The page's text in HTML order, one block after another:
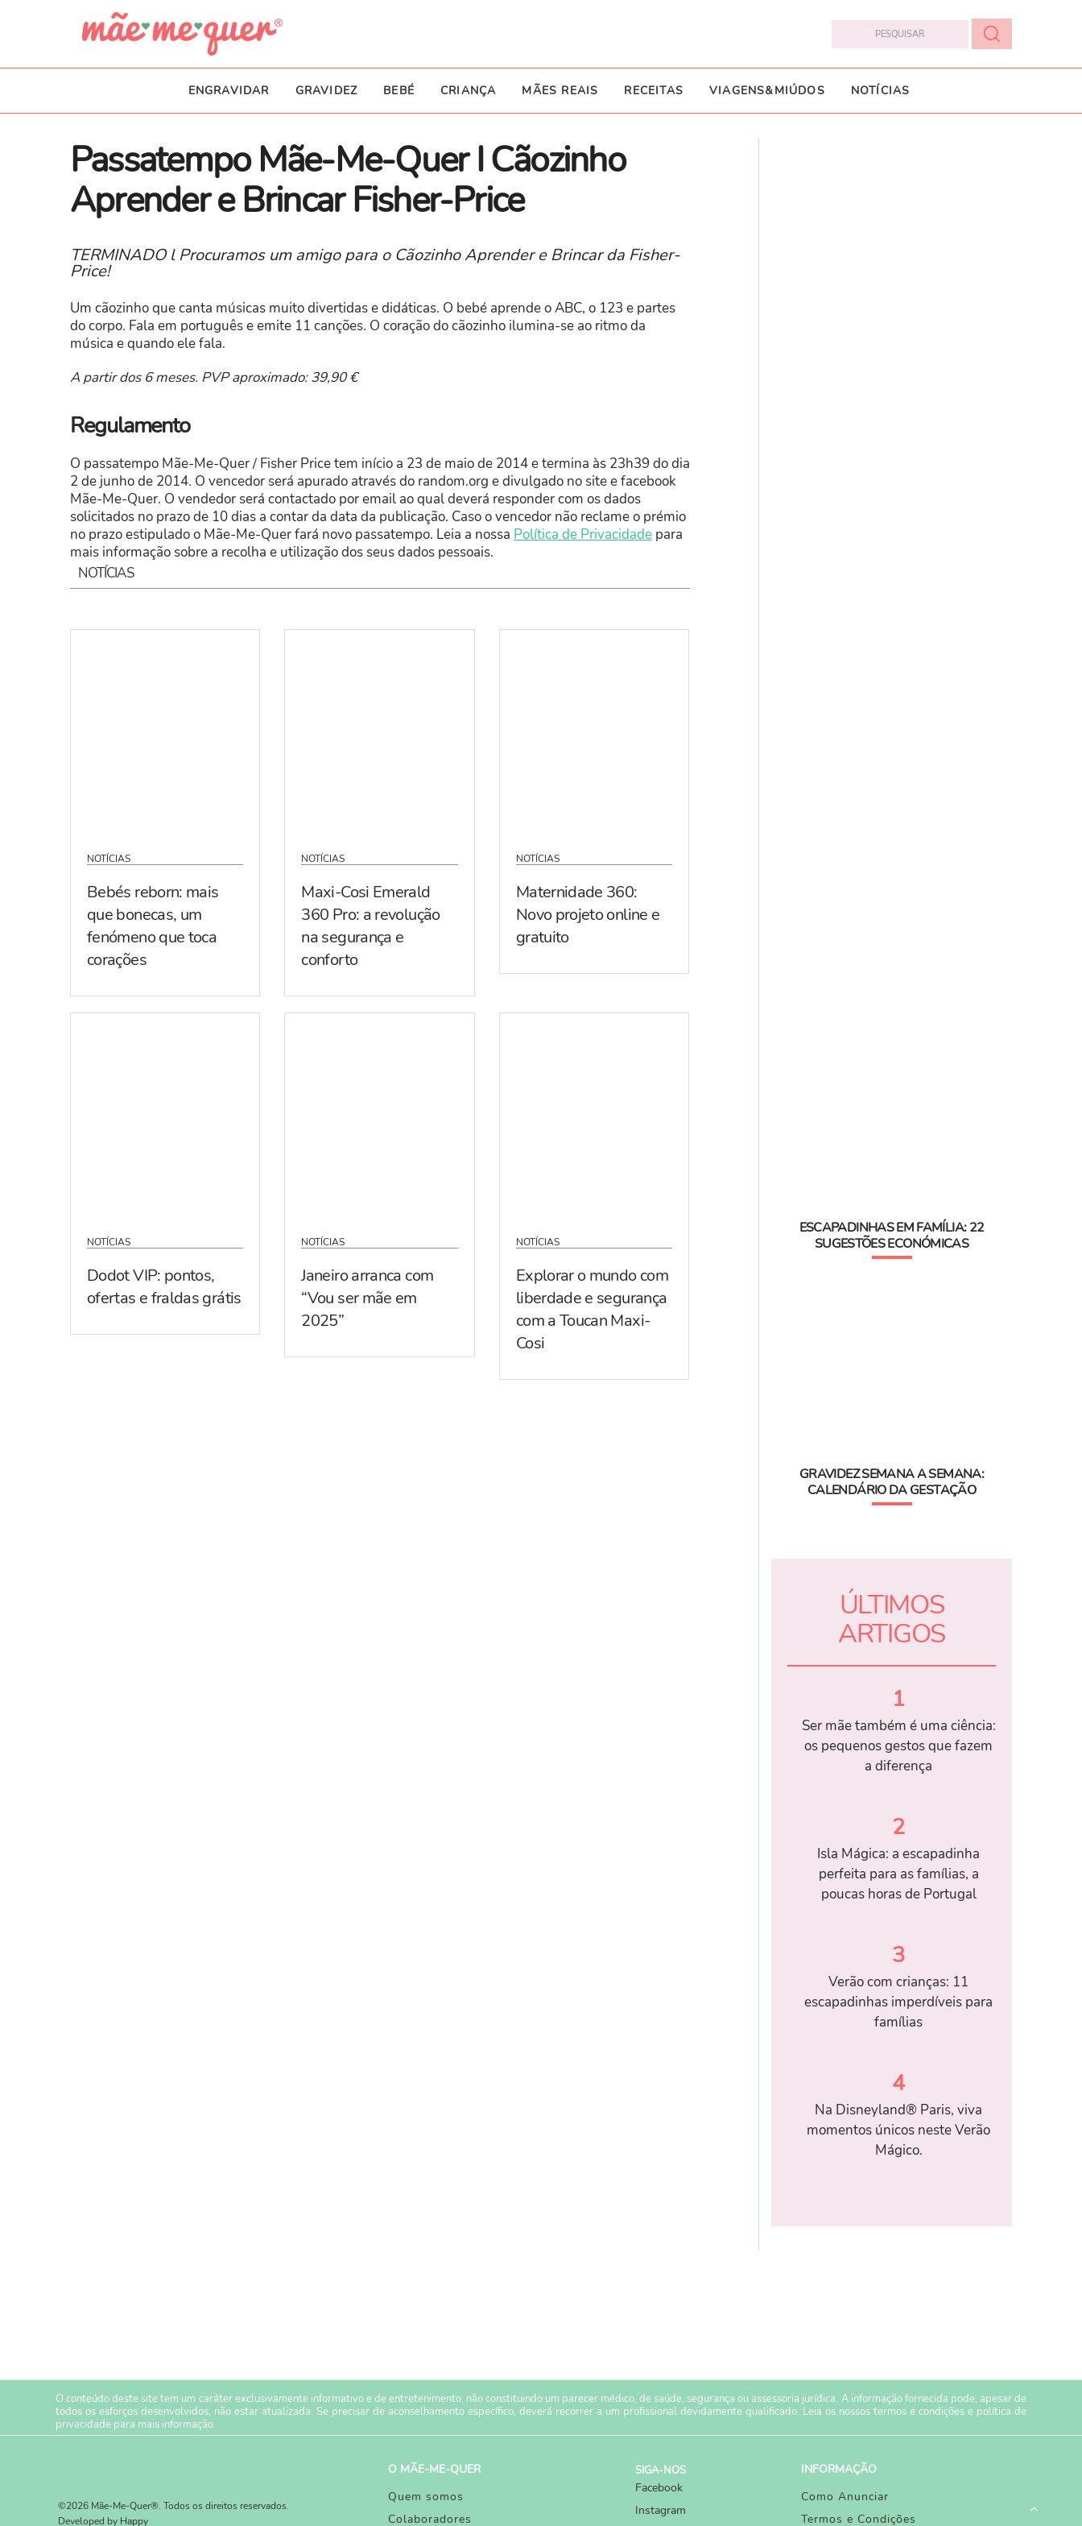
ENGRAVIDAR GRAVIDEZ BEBÉ CRIANÇA MÃES REAIS RECEITAS VIAGENS&MIÚDOS NOTÍCIAS
Passatempo Mãe-Me-Quer I Cãozinho
Aprender e Brincar Fisher-Price
TERMINADO l Procuramos um amigo para o Cãozinho Aprender e Brincar da Fisher-
Price!
Um cãozinho que canta músicas muito divertidas e didáticas. O bebé aprende o ABC, o 123 e partes
do corpo. Fala em português e emite 11 canções. O coração do cãozinho ilumina-se ao ritmo da
música e quando ele fala.
A partir dos 6 meses. PVP aproximado: 39,90 €
Regulamento
O passatempo Mãe-Me-Quer / Fisher Price tem início a 23 de maio de 2014 e termina às 23h39 do dia
2 de junho de 2014. O vencedor será apurado através do random.org e divulgado no site e facebook
Mãe-Me-Quer. O vendedor será contactado por email ao qual deverá responder com os dados
solicitados no prazo de 10 dias a contar da data da publicação. Caso o vencedor não reclame o prémio
no prazo estipulado o Mãe-Me-Quer fará novo passatempo. Leia a nossa Política de Privacidade para
mais informação sobre a recolha e utilização dos seus dados pessoais.
NOTÍCIAS
NOTÍCIAS
Bebés reborn: mais
que bonecas, um
fenómeno que toca
corações
NOTÍCIAS
Maxi-Cosi Emerald
360 Pro: a revolução
na segurança e
conforto
NOTÍCIAS
Maternidade 360:
Novo projeto online e
gratuito
NOTÍCIAS
Dodot VIP: pontos,
ofertas e fraldas grátis
NOTÍCIAS
Janeiro arranca com
“Vou ser mãe em
2025”
NOTÍCIAS
Explorar o mundo com
liberdade e segurança
com a Toucan Maxi-
Cosi
ESCAPADINHAS EM FAMÍLIA: 22
SUGESTÕES ECONÓMICAS
GRAVIDEZ SEMANA A SEMANA:
CALENDÁRIO DA GESTAÇÃO
ÚLTIMOS
ARTIGOS
1
Ser mãe também é uma ciência:
os pequenos gestos que fazem
a diferença
2
Isla Mágica: a escapadinha
perfeita para as famílias, a
poucas horas de Portugal
3
Verão com crianças: 11
escapadinhas imperdíveis para
famílias
4
Na Disneyland® Paris, viva
momentos únicos neste Verão
Mágico.
O conteúdo deste site tem um caráter exclusivamente informativo e de entretenimento, não constituindo um parecer médico, de saúde, segurança ou assessoria jurídica. A informação fornecida pode, apesar de
todos os esforços desenvolvidos, não estar atualizada. Se precisar de aconselhamento específico, deverá recorrer a um profissional devidamente qualificado. Leia os nossos termos e condiçõese política de
privacidade para mais informação.
©2026 Mãe-Me-Quer®. Todos os direitos reservados.
Developed by Happy
O MÃE-ME-QUER
Quem somos
Colaboradores
SIGA-NOS
Facebook
Instagram
INFORMAÇÃO
Como Anunciar
Termos e Condições